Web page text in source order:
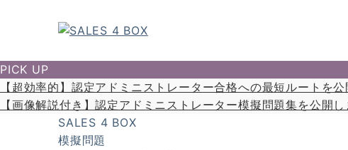
PICK UP
【超効率的】認定アドミニストレーター合格への最短ルートを公
【画像解説付き】認定アドミニストレーター模擬問題集を公開し
SALES 4 BOX
模擬問題